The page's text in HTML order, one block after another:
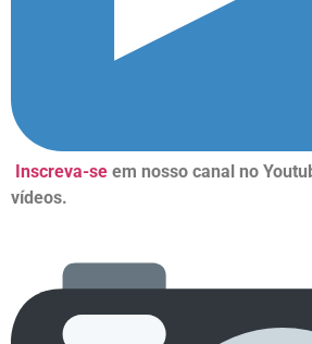
Inscreva-se em nosso canal no
vídeos.